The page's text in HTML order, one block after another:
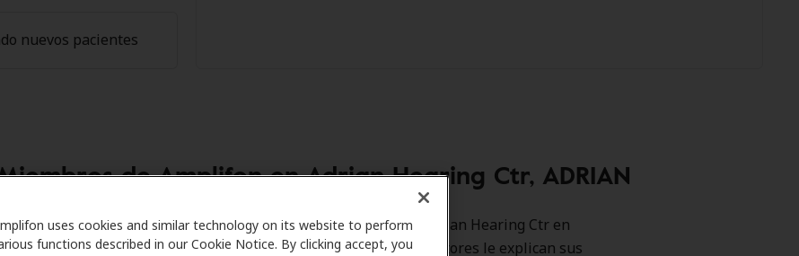
uses cookies and similar technology on its website to perform
functions described in our Cookie Notice. By clicking accept, you
nuevos pacientes
de Amplifon en Adrian Hearing Ctr, ADRIAN
se asocia con muchos planes de beneficios y clínicas como Adrian Hearing Ctr en
especiales en audífonos y atención auditiva. Nuestros promotores le explican sus